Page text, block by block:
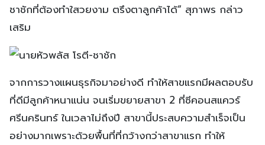
ชาชักที่ต้องทำใสวยงาม ตรึงตาลูกค้าได้” สุภาพร กล่าว
เสริม
จากการวางแผนธุรกิจมาอย่างดี ทำให้สาขแรกมีผลตอบรับ
ที่ดีมีลูกค้าหนาแน่น จนเริ่มขยายสาขา 2 ที่ซีคอนสแควร์
ศรีนครินทร์ ในเวลาไม่ถึงปี สาขานี้ประสบความสำเร็จเป็น
อย่างมากเพราะด้วยพื้นที่ที่กว้างกว่าสาขาแรก ทำให้